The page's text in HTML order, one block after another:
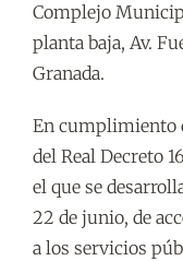
Complejo
planta baja, Av.
Granada.
En cumplimiento
del Real Decreto
el que se
22 de junio, de
a los servicios